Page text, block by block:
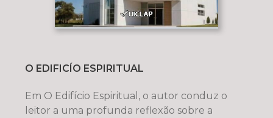
O EDIFICÍO ESPIRITUAL
Em O Edifício Espiritual, o autor conduz o
leitor a uma profunda reflexão sobre a